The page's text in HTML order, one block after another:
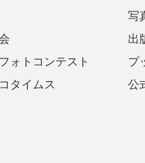
ォトコンテスト
タイムス
写
出
プ
公